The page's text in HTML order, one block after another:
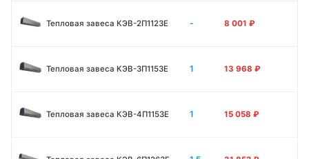
Тепловая завеса КЭВ-2П1123E - 8 001 ₽
Тепловая завеса КЭВ-3П1153E 1 13 968 ₽
Тепловая завеса КЭВ-4П1153E 1 15 058 ₽